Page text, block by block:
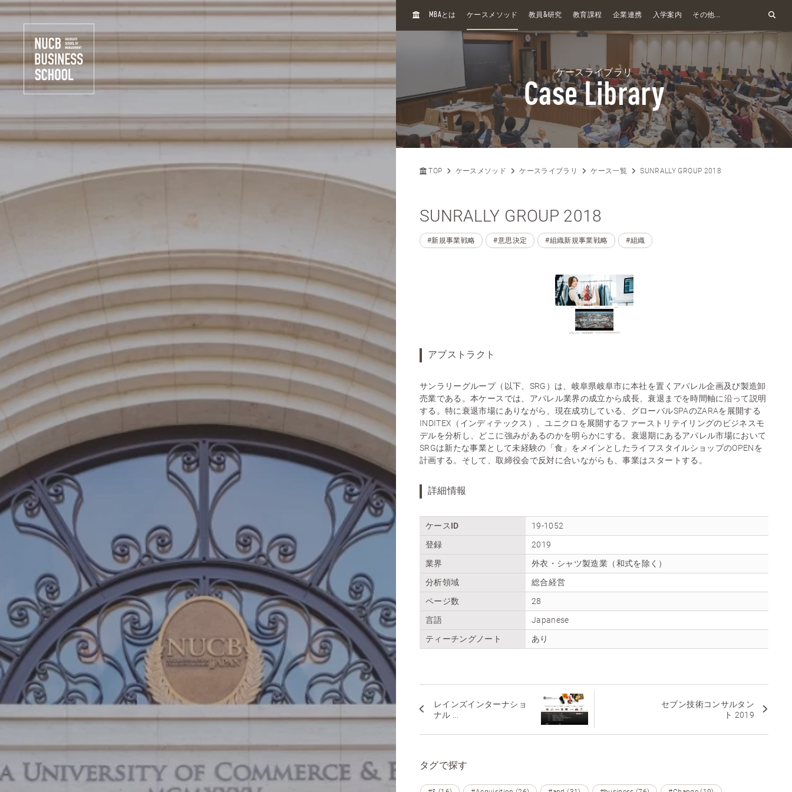
H
MBAとは ケースメソッド 教員&研究 教育課程 企業連携 入学案内 その他...
ケースライブラリ
Case Library
TOP ケースメソッド ケースライブラリ ケース一覧 SUNRALLY GROUP 2018
SUNRALLY GROUP 2018
#新規事業戦略 #意思決定 #組織新規事業戦略 #組織
アブストラクト
サンラリーグループ（以下、SRG）は、岐阜県岐阜市に本社を置くアパレル企画及び製造卸
売業である。本ケースでは、アパレル業界の成立から成長、衰退までを時間軸に沿って説明
する。特に衰退市場にありながら、現在成功している、グローバルSPAのZARAを展開する
INDITEX（インディテックス）、ユニクロを展開するファーストリテイリングのビジネスモ
デルを分析し、どこに強みがあるのかを明らかにする。衰退期にあるアパレル市場において
SRGは新たな事業として未経験の「食」をメインとしたライフスタイルショップのOPENを
計画する。そして、取締役会で反対に合いながらも、事業はスタートする。
詳細情報
ケースID
19-1052
登録
2019
業界
外衣・シャツ製造業（和式を除く）
分析領域
総合経営
ページ数
28
言語
Japanese
ティーチングノート
あり
レインズインターナショ
ナル ...
セブン技術コンサルタン
ト 2019
タグで探す